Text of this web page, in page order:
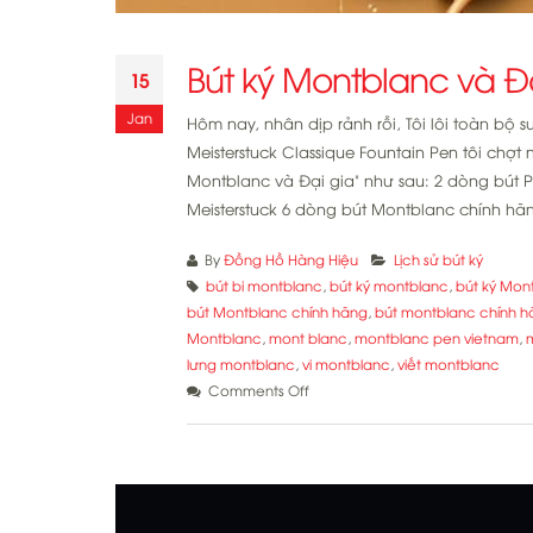
15
Jan
Bút ký Montblanc và
Hôm nay, nhân dịp rảnh rỗi, Tôi lôi toàn bộ
Meisterstuck Classique Fountain Pen tôi
Montblanc và Đại gia" như sau: 2 dòng bút
Meisterstuck 6 dòng bút Montblanc chính
By Đồng Hồ Hàng Hiệu
Lịch sử bút ký
bút bi montblanc , bút ký montblanc , bút ký
bút Montblanc chính hãng, bút montblanc chính
Montblanc , mont blanc , montblanc pen vietnam,
lưng montblanc , vi montblanc , viết montblanc
Comments Offon